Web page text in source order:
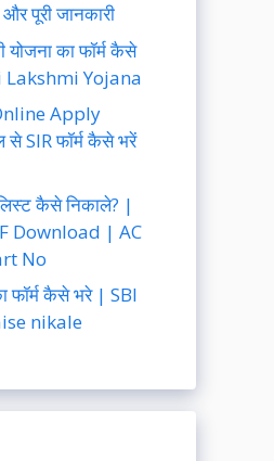
पूरी जानकारी
योजना का फॉर्म कैसे
Yojana
Apply
से SIR फॉर्म कैसे भरें
कैसे निकाले? |
Download | AC
No
फॉर्म कैसे भरे | SBI
nikale